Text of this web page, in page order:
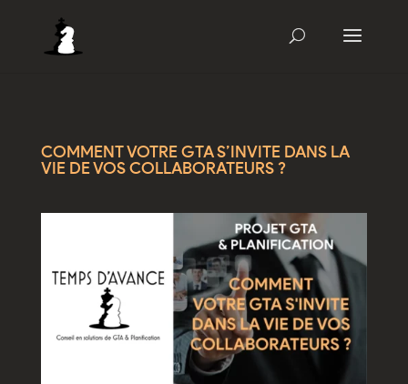
COMMENT VOTRE GTA S’INVITE DANS LA
VIE DE VOS COLLABORATEURS ?